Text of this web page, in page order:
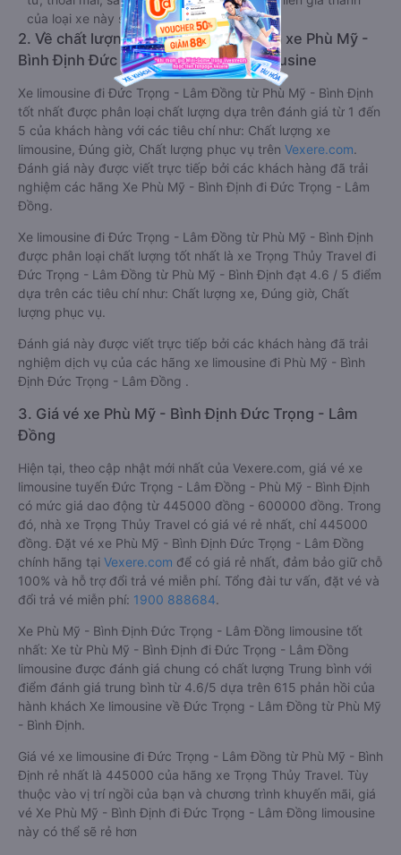
của loại xe này sẽ cao hơn các loại khác.
2. Về chất lượng, review, đánh giá nhà xe Phù Mỹ -
Bình Định Đức Trọng - Lâm Đồng limousine
Xe limousine đi Đức Trọng - Lâm Đồng từ Phù Mỹ - Bình Định
tốt nhất được phân loại chất lượng dựa trên đánh giá từ 1 đến
5 của khách hàng với các tiêu chí như: Chất lượng xe
limousine, Đúng giờ, Chất lượng phục vụ trên Vexere.com.
Đánh giá này được viết trực tiếp bởi các khách hàng đã trải
nghiệm các hãng Xe Phù Mỹ - Bình Định đi Đức Trọng - Lâm
Đồng.
Xe limousine đi Đức Trọng - Lâm Đồng từ Phù Mỹ - Bình Định
được phân loại chất lượng tốt nhất là xe Trọng Thủy Travel đi
Đức Trọng - Lâm Đồng từ Phù Mỹ - Bình Định đạt 4.6 / 5 điểm
dựa trên các tiêu chí như: Chất lượng xe, Đúng giờ, Chất
lượng phục vụ.
Đánh giá này được viết trực tiếp bởi các khách hàng đã trải
nghiệm dịch vụ của các hãng xe limousine đi Phù Mỹ - Bình
Định Đức Trọng - Lâm Đồng .
3. Giá vé xe Phù Mỹ - Bình Định Đức Trọng - Lâm
Đồng
Hiện tại, theo cập nhật mới nhất của Vexere.com, giá vé xe
limousine tuyến Đức Trọng - Lâm Đồng - Phù Mỹ - Bình Định
có mức giá dao động từ 445000 đồng - 600000 đồng. Trong
đó, nhà xe Trọng Thủy Travel có giá vé rẻ nhất, chỉ 445000
đồng. Đặt vé xe Phù Mỹ - Bình Định Đức Trọng - Lâm Đồng
chính hãng tại Vexere.com để có giá rẻ nhất, đảm bảo giữ chỗ
100% và hỗ trợ đổi trả vé miễn phí. Tổng đài tư vấn, đặt vé và
đổi trả vé miễn phí: 1900 888684.
Xe Phù Mỹ - Bình Định Đức Trọng - Lâm Đồng limousine tốt
nhất: Xe từ Phù Mỹ - Bình Định đi Đức Trọng - Lâm Đồng
limousine được đánh giá chung có chất lượng Trung bình với
điểm đánh giá trung bình từ 4.6/5 dựa trên 615 phản hồi của
hành khách Xe limousine về Đức Trọng - Lâm Đồng từ Phù Mỹ
- Bình Định.
Giá vé xe limousine đi Đức Trọng - Lâm Đồng từ Phù Mỹ - Bình
Định rẻ nhất là 445000 của hãng xe Trọng Thủy Travel. Tùy
thuộc vào vị trí ngồi của bạn và chương trình khuyến mãi, giá
vé Xe Phù Mỹ - Bình Định đi Đức Trọng - Lâm Đồng limousine
này có thể sẽ rẻ hơn